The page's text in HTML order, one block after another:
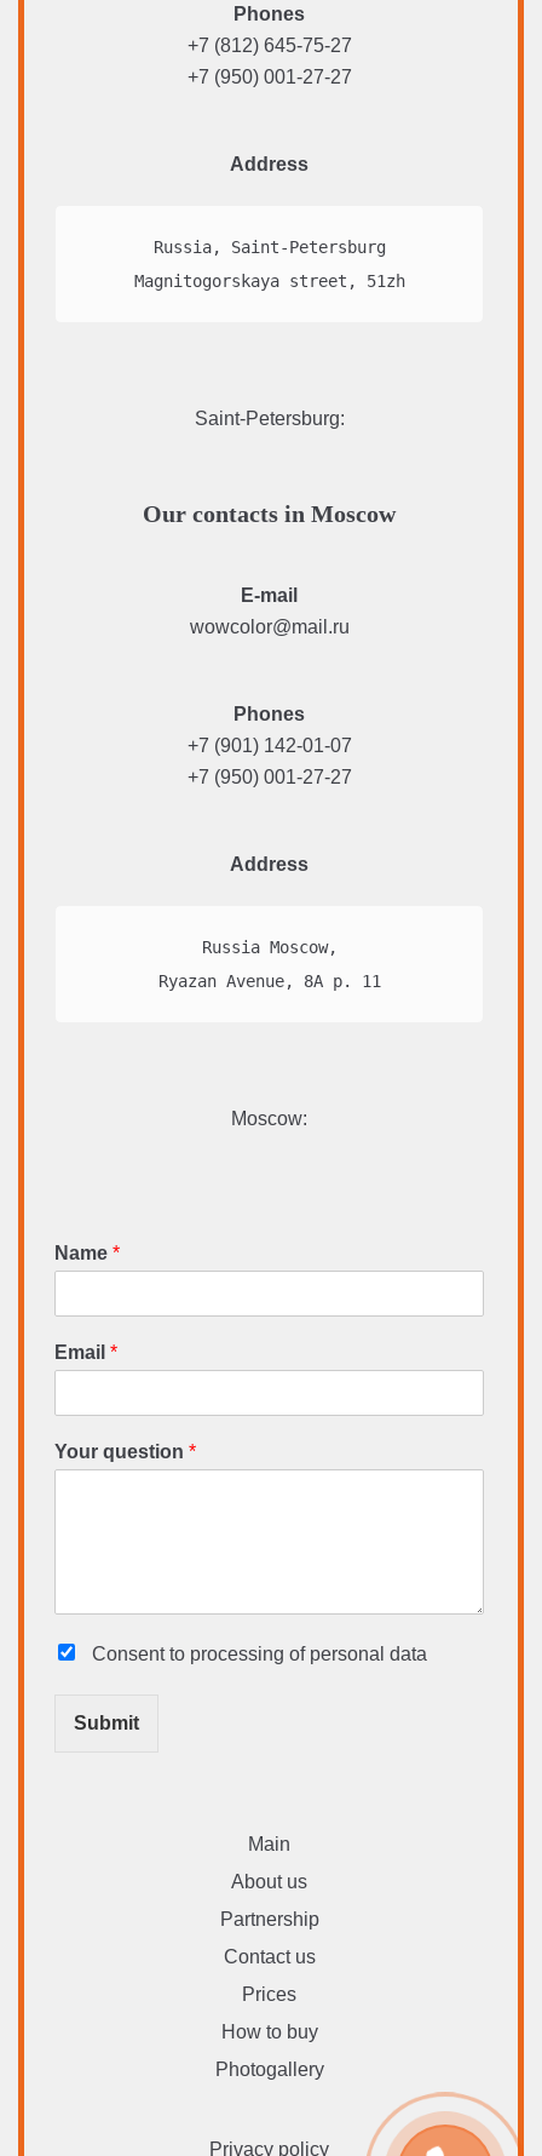
Phones
+7 (812) 645-75-27
+7 (950) 001-27-27
Address
Russia, Saint-Petersburg
Magnitogorskaya street, 51zh
Saint-Petersburg:
Our contacts in Moscow
E-mail
wowcolor@mail.ru
Phones
+7 (901) 142-01-07
+7 (950) 001-27-27
Address
Russia Moscow,
Ryazan Avenue, 8A p. 11
Moscow:
Name *
Email *
Your question *
Consent to processing of personal data
Submit
Main
About us
Partnership
Contact us
Prices
How to buy
Photogallery
Privacy policy